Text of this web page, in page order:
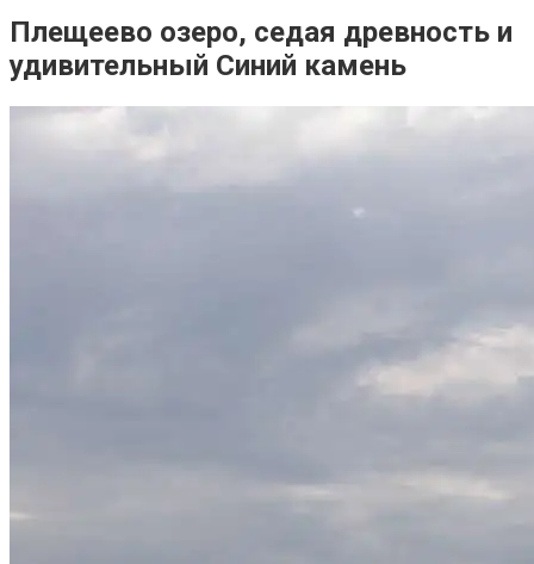
Плещеево озеро, седая древность и
удивительный Синий камень